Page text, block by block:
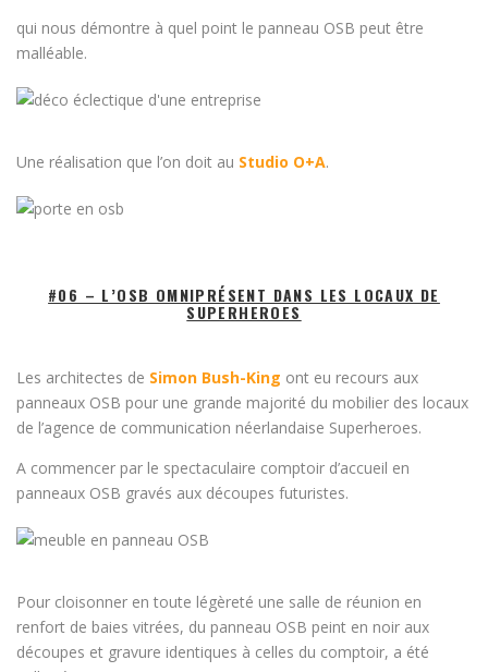
qui nous démontre à quel point le panneau OSB peut être
malléable.
Une réalisation que l’on doit au Studio O+A.
#06 – L’OSB OMNIPRÉSENT DANS LES LOCAUX DE
SUPERHEROES
Les architectes de Simon Bush-King ont eu recours aux
panneaux OSB pour une grande majorité du mobilier des locaux
de l’agence de communication néerlandaise Superheroes.
A commencer par le spectaculaire comptoir d’accueil en
panneaux OSB gravés aux découpes futuristes.
Pour cloisonner en toute légèreté une salle de réunion en
renfort de baies vitrées, du panneau OSB peint en noir aux
découpes et gravure identiques à celles du comptoir, a été